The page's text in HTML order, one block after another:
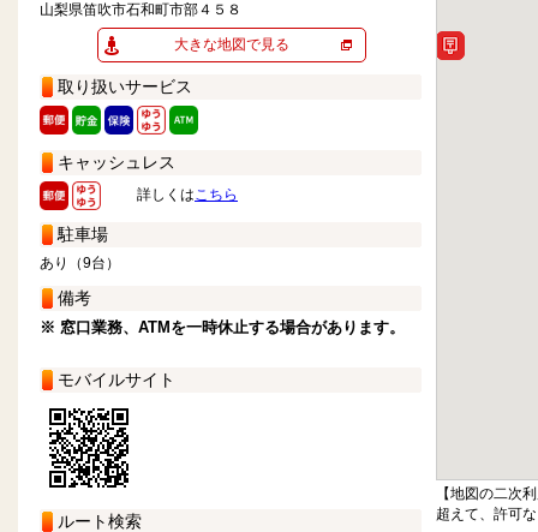
山梨県笛吹市石和町市部４５８
大きな地図で見る
取り扱いサービス
キャッシュレス
詳しくはこちら
駐車場
あり（9台）
備考
※ 窓口業務、ATMを一時休止する場合があります。
モバイルサイト
ルート検索
【地図の二次
超えて、許可